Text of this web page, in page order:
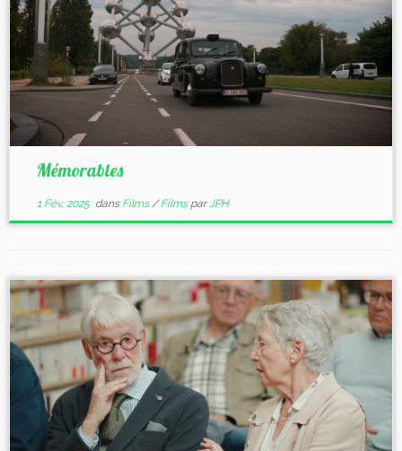
Mémorables
1 Fév, 2025dans Films/Films parJPH